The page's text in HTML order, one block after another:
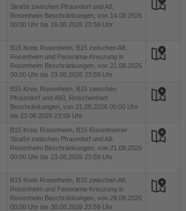
Straße zwischen Pfraundorf und A8,
Rosenheim Beschränkungen, von 14.08.2026
00:00 Uhr bis 16.08.2026 23:59 Uhr
B15 Kreis Rosenheim, B15 zwischen A8,
Rosenheim und Panorama-Kreuzung in
Rosenheim Beschränkungen, von 21.08.2026
00:00 Uhr bis 23.08.2026 23:59 Uhr
B15 Kreis Rosenheim, B15 zwischen
Pfraundorf und A93, Reischenhart
Beschränkungen, von 21.08.2026 00:00 Uhr
bis 23.08.2026 23:59 Uhr
B15 Kreis Rosenheim, B15 Rosenheimer
Straße zwischen Pfraundorf und A8,
Rosenheim Beschränkungen, von 21.08.2026
00:00 Uhr bis 23.08.2026 23:59 Uhr
B15 Kreis Rosenheim, B15 zwischen A8,
Rosenheim und Panorama-Kreuzung in
Rosenheim Beschränkungen, von 28.08.2026
00:00 Uhr bis 30.08.2026 23:59 Uhr